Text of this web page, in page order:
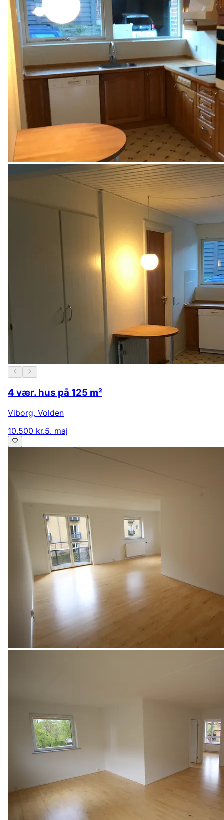
4 vær. hus på 125 m²
Viborg, Volden
10.500 kr.5. maj